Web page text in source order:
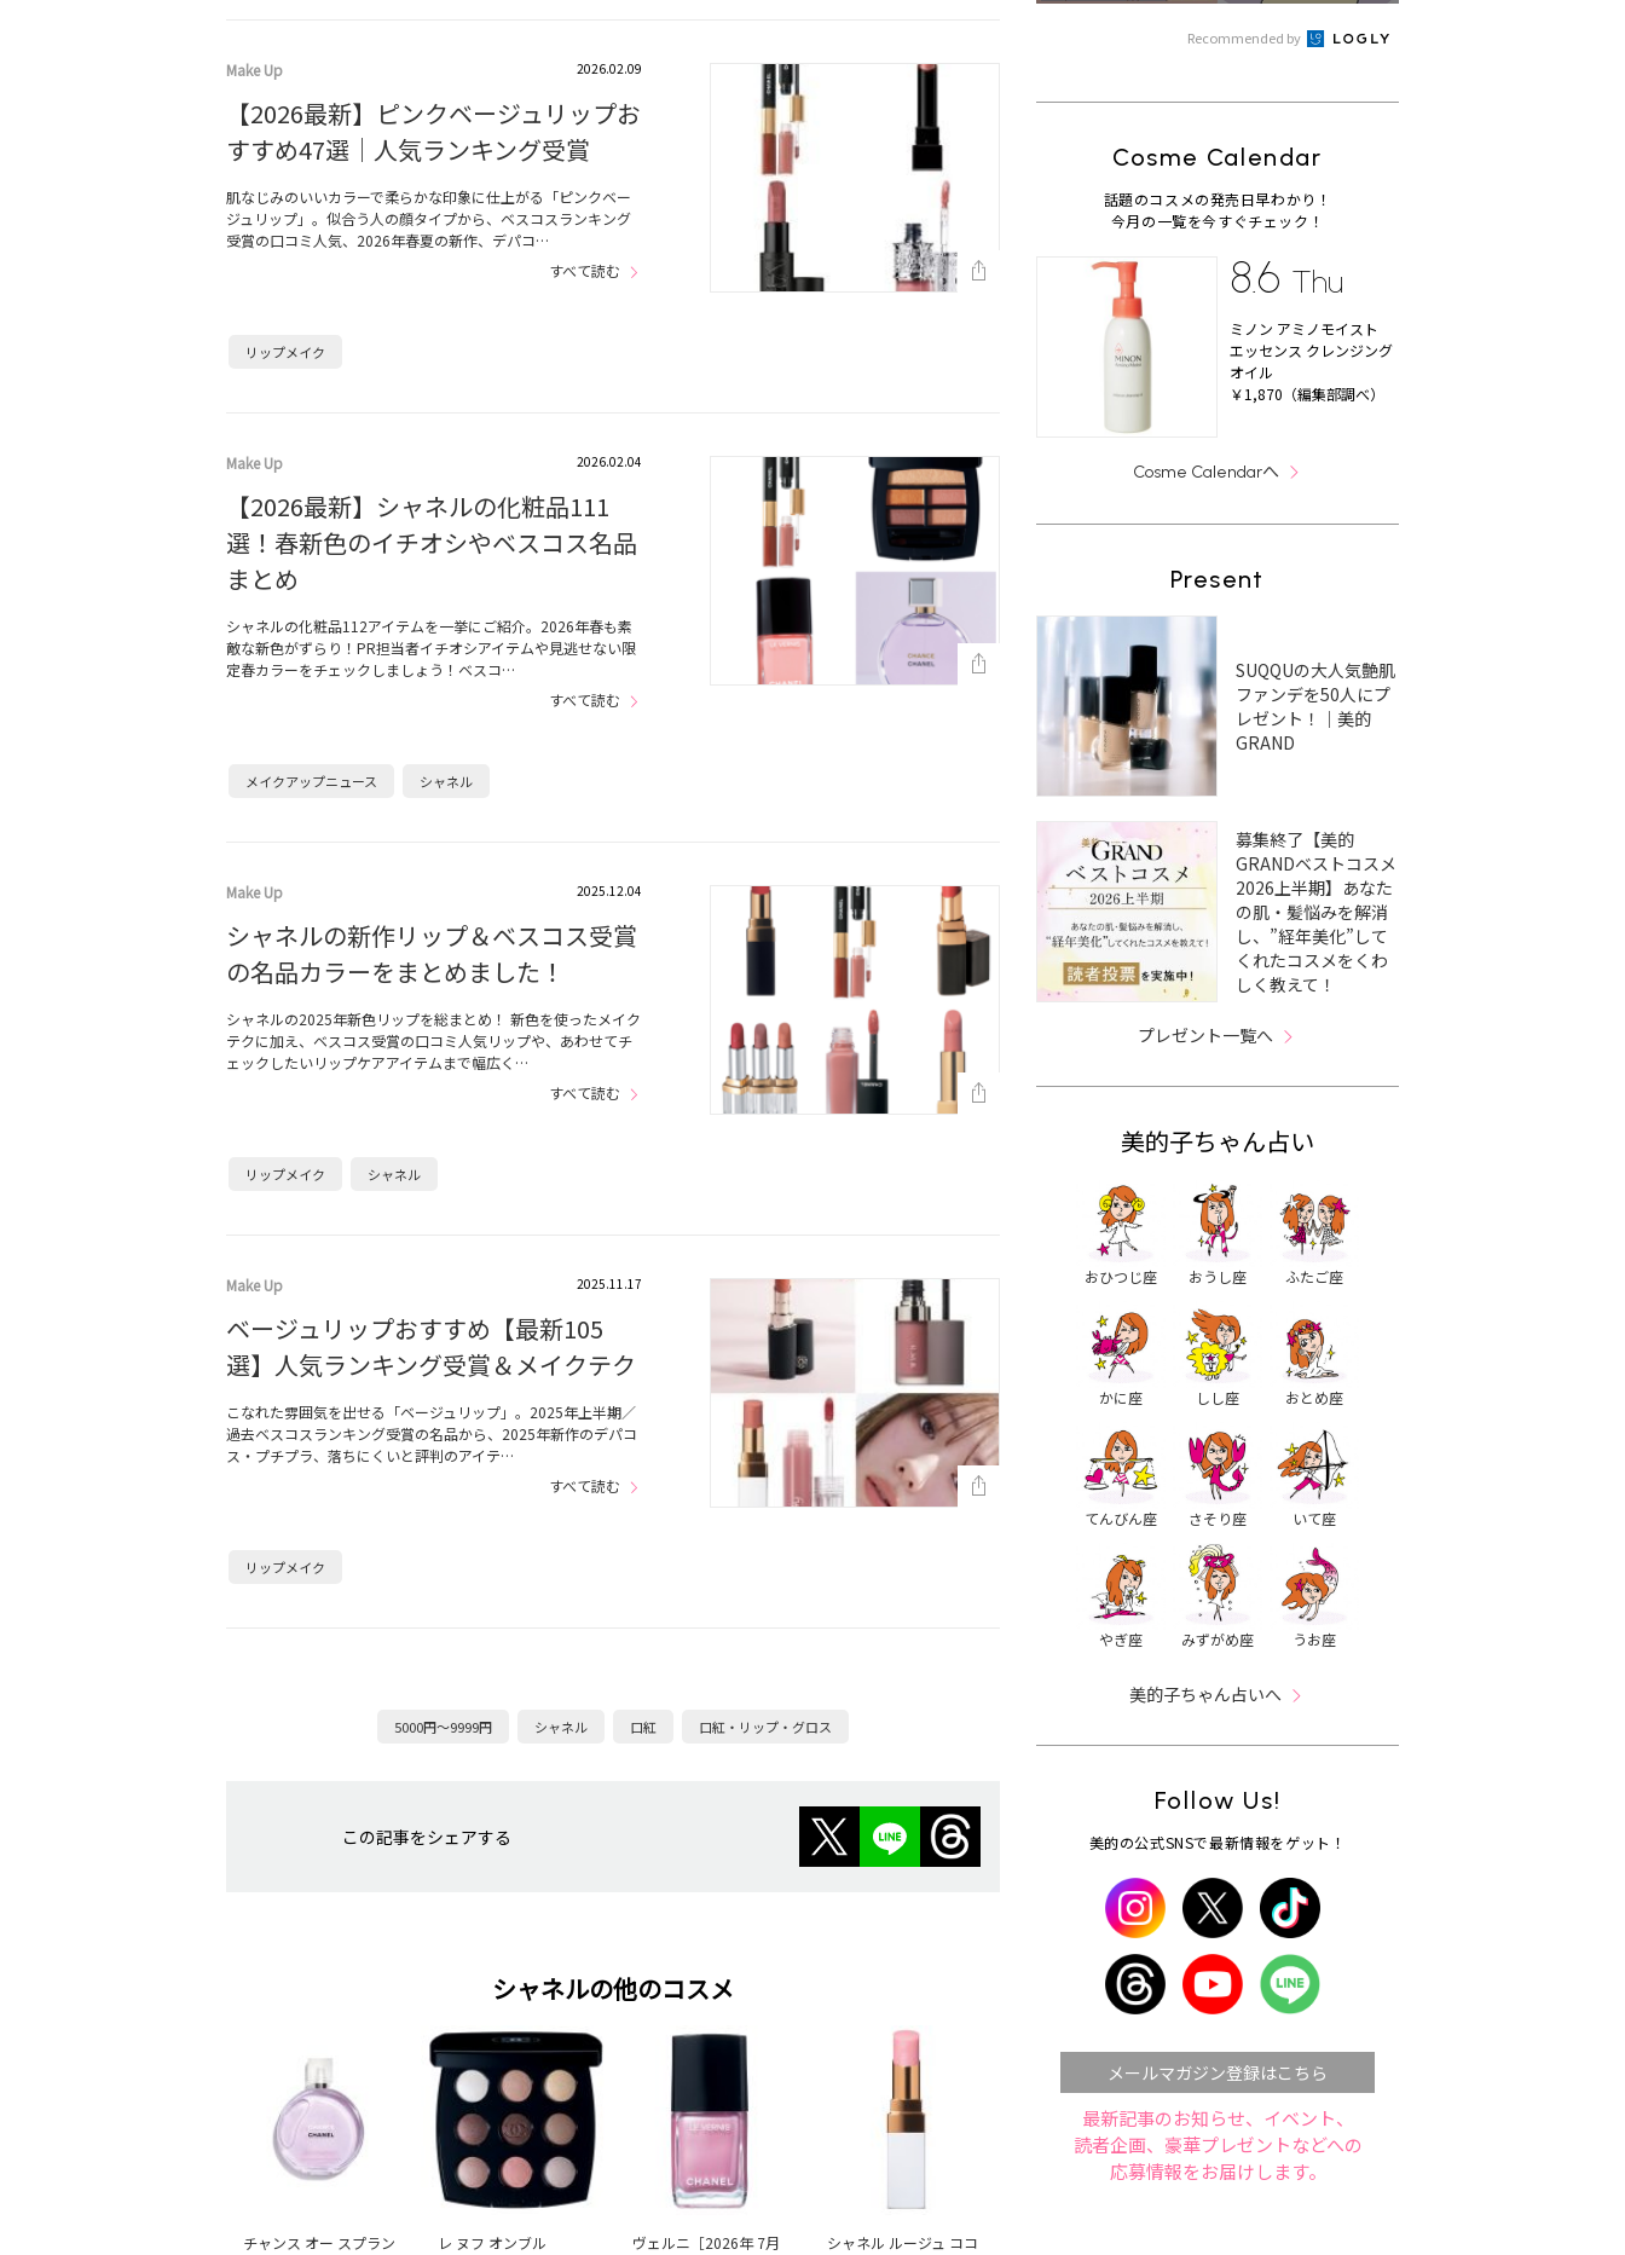
Make Up 2026.02.09
【2026最新】ピンクベージュリップお
すすめ47選｜人気ランキング受賞
肌なじみのいいカラーで柔らかな印象に仕上がる「ピンクベー
ジュリップ」。似合う人の顔タイプから、ベスコスランキング
受賞の口コミ人気、2026年春夏の新作、デパコ…
すべて読む
リップメイク
Make Up 2026.02.04
【2026最新】シャネルの化粧品111
選！春新色のイチオシやベスコス名品
まとめ
シャネルの化粧品112アイテムを一挙にご紹介。2026年春も素
敵な新色がずらり！PR担当者イチオシアイテムや見逃せない限
定春カラーをチェックしましょう！ベスコ…
すべて読む
メイクアップニュース シャネル
Make Up 2025.12.04
シャネルの新作リップ＆ベスコス受賞
の名品カラーをまとめました！
シャネルの2025年新色リップを総まとめ！ 新色を使ったメイク
テクに加え、ベスコス受賞の口コミ人気リップや、あわせてチ
ェックしたいリップケアアイテムまで幅広く…
すべて読む
リップメイク シャネル
Make Up 2025.11.17
ベージュリップおすすめ【最新105
選】人気ランキング受賞＆メイクテク
こなれた雰囲気を出せる「ベージュリップ」。2025年上半期／
過去ベスコスランキング受賞の名品から、2025年新作のデパコ
ス・プチプラ、落ちにくいと評判のアイテ…
すべて読む
リップメイク
5000円～9999円 シャネル 口紅 口紅・リップ・グロス
この記事をシェアする
シャネルの他のコスメ
チャンス オー スプラン
レ ヌフ オンブル
ヴェルニ［2026年 7月
シャネル ルージュ ココ
Recommended by
Cosme Calendar
話題のコスメの発売日早わかり！
今月の一覧を今すぐチェック！
8.6 Thu
ミノン アミノモイスト
エッセンス クレンジング
オイル
￥1,870（編集部調べ）
Cosme Calendarへ
Present
SUQQUの大人気艶肌
ファンデを50人にプ
レゼント！｜美的
GRAND
募集終了【美的
GRANDベストコスメ
2026上半期】あなた
の肌・髪悩みを解消
し、”経年美化”して
くれたコスメをくわ
しく教えて！
プレゼント一覧へ
美的子ちゃん占い
おひつじ座 おうし座 ふたご座
かに座 しし座 おとめ座
てんびん座 さそり座 いて座
やぎ座 みずがめ座 うお座
美的子ちゃん占いへ
Follow Us!
美的の公式SNSで最新情報をゲット！
メールマガジン登録はこちら
最新記事のお知らせ、イベント、
読者企画、豪華プレゼントなどへの
応募情報をお届けします。